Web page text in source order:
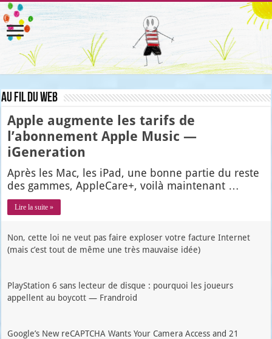
Au fil du web
Apple augmente les tarifs de
l’abonnement Apple Music —
iGeneration
Après les Mac, les iPad, une bonne par­tie du reste
des gammes, Apple­Care+, voi­là main­te­nant …
Lire la suite »
Non, cette loi ne veut pas faire exploser votre facture Internet
(mais c’est tout de même une très mauvaise idée)
PlayStation 6 sans lecteur de disque : pourquoi les joueurs
appellent au boycott — Frandroid
Google’s New reCAPTCHA Wants Your Camera Access and 21